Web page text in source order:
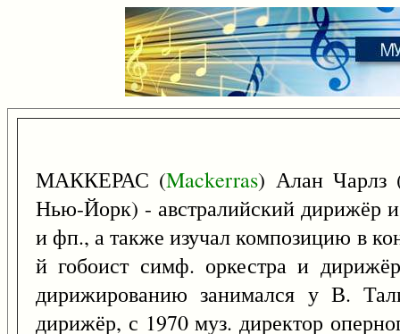
МАККЕРАС (Mackerras) Алан
Нью-Йорк) - австралийский дирижёр и
и фп., а также изучал композицию в
й гобоист симф. оркестра и
дирижированию занимался у В.
дирижёр, с 1970 муз. директор